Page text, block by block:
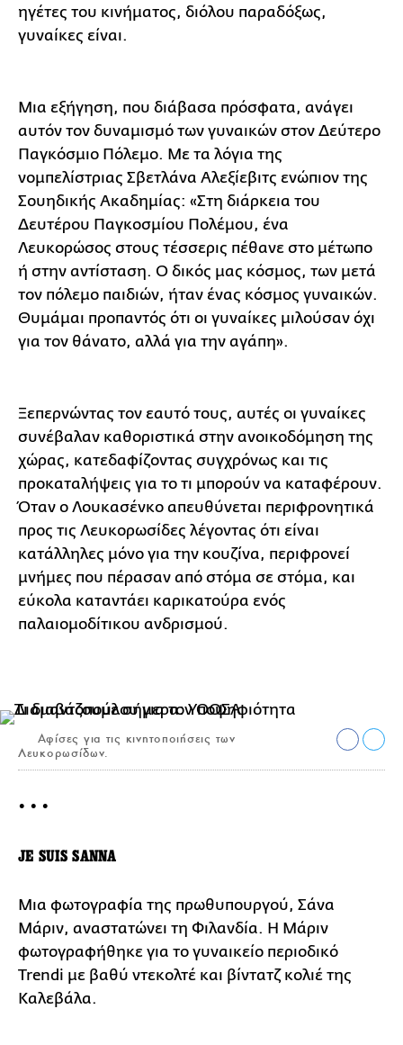
ηγέτες του κινήματος, διόλου παραδόξως,
γυναίκες είναι.
Μια εξήγηση, που διάβασα πρόσφατα, ανάγει
αυτόν τον δυναμισμό των γυναικών στον Δεύτερο
Παγκόσμιο Πόλεμο. Με τα λόγια της
νομπελίστριας Σβετλάνα Αλεξίεβιτς ενώπιον της
Σουηδικής Ακαδημίας: «Στη διάρκεια του
Δευτέρου Παγκοσμίου Πολέμου, ένα
Λευκορώσος στους τέσσερις πέθανε στο μέτωπο
ή στην αντίσταση. Ο δικός μας κόσμος, των μετά
τον πόλεμο παιδιών, ήταν ένας κόσμος γυναικών.
Θυμάμαι προπαντός ότι οι γυναίκες μιλούσαν όχι
για τον θάνατο, αλλά για την αγάπη».
Ξεπερνώντας τον εαυτό τους, αυτές οι γυναίκες
συνέβαλαν καθοριστικά στην ανοικοδόμηση της
χώρας, κατεδαφίζοντας συγχρόνως και τις
προκαταλήψεις για το τι μπορούν να καταφέρουν.
Όταν ο Λουκασένκο απευθύνεται περιφρονητικά
προς τις Λευκορωσίδες λέγοντας ότι είναι
κατάλληλες μόνο για την κουζίνα, περιφρονεί
μνήμες που πέρασαν από στόμα σε στόμα, και
εύκολα καταντάει καρικατούρα ενός
παλαιομοδίτικου ανδρισμού.
Αφίσες για τις κινητοποιήσεις των
Λευκορωσίδων.
• • •
JE SUIS SANNA
Μια φωτογραφία της πρωθυπουργού, Σάνα
Μάριν, αναστατώνει τη Φιλανδία. Η Μάριν
φωτογραφήθηκε για το γυναικείο περιοδικό
Trendi με βαθύ ντεκολτέ και βίντατζ κολιέ της
Καλεβάλα.